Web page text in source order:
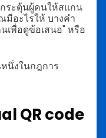
ระตุ้นผู้คนให้สแกน
มีอะไรให้บางคำ
เพื่อดูข้อเสนอ" หรือ
หนึ่งในกฎการ
QR code